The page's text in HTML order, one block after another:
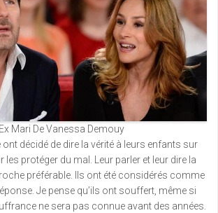
Ex Mari De Vanessa Demouy
décidé de dire la vérité à leurs enfants sur
les protéger du mal. Leur parler et leur dire la
préférable. Ils ont été considérés comme
Je pense qu’ils ont souffert, même si
ne sera pas connue avant des années.